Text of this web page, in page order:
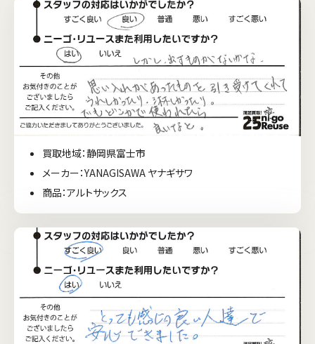
買取地域：静岡県富士市
メーカー：YANAGISAWA ヤナギサワ
商品：アルトサックス